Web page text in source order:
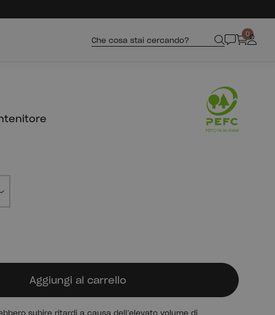
Che cosa stai cercando?
0
Aggiungi al carrello
subire ritardi a causa dell’elevato volume di